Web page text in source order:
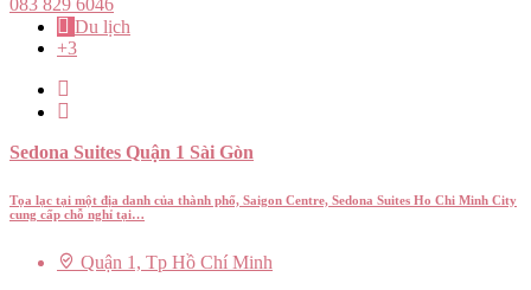
Du lịch
+3
Sedona Suites Quận 1 Sài Gòn
Tọa lạc tại một địa danh của thành phố, Saigon Centre, Sedona Suites Ho Chi Minh City
cung cấp chỗ nghỉ tại…
Quận 1, Tp Hồ Chí Minh